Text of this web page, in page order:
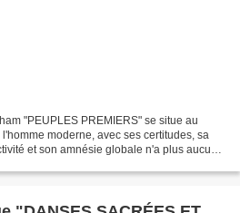
"PEUPLES PREMIERS" se situe au
moderne, avec ses certitudes, sa
et son amnésie globale n'a plus aucun